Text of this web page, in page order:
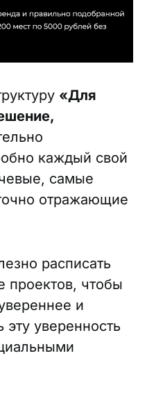
«Для
каждый свой
самые
отражающие
расписать
проектов, чтобы
и
эту уверенность